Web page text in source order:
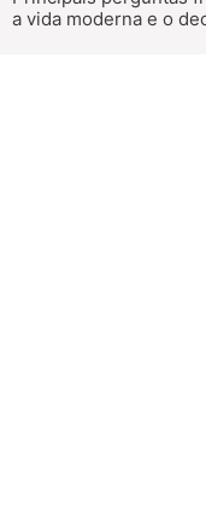
a vida moderna e o